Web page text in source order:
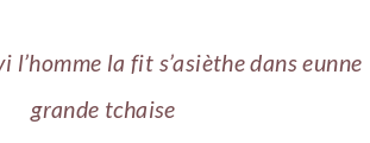
l’homme la fit s’asièthe dans eunne
grande tchaise